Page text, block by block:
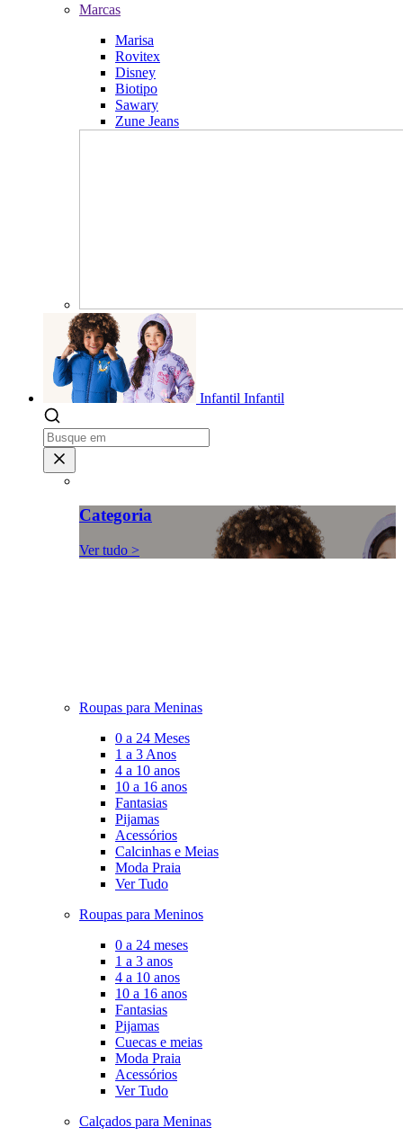
Marcas
Marisa
Rovitex
Disney
Biotipo
Sawary
Zune Jeans
Infantil Infantil
Categoria
Ver tudo >
Roupas para Meninas
0 a 24 Meses
1 a 3 Anos
4 a 10 anos
10 a 16 anos
Fantasias
Pijamas
Acessórios
Calcinhas e Meias
Moda Praia
Ver Tudo
Roupas para Meninos
0 a 24 meses
1 a 3 anos
4 a 10 anos
10 a 16 anos
Fantasias
Pijamas
Cuecas e meias
Moda Praia
Acessórios
Ver Tudo
Calçados para Meninas